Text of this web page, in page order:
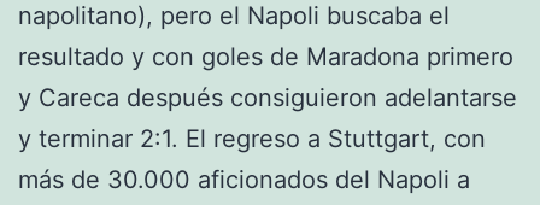
napolitano), pero el Napoli buscaba el
resultado y con goles de Maradona primero
y Careca después consiguieron adelantarse
y terminar 2:1. El regreso a Stuttgart, con
más de 30.000 aficionados del Napoli a